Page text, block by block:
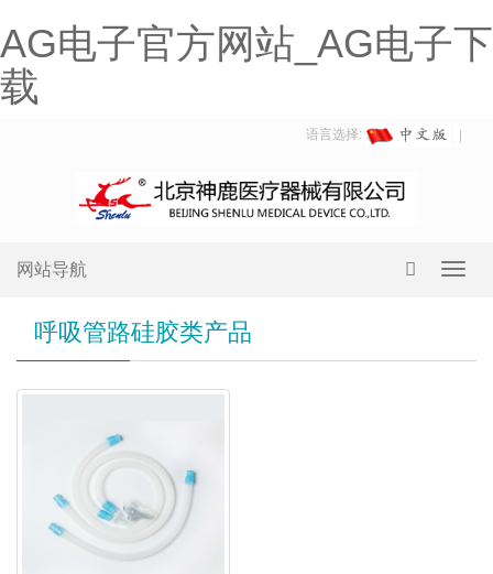
AG电子官方网站_AG电子下
载
语言选择:
网站导航
呼吸管路硅胶类产品